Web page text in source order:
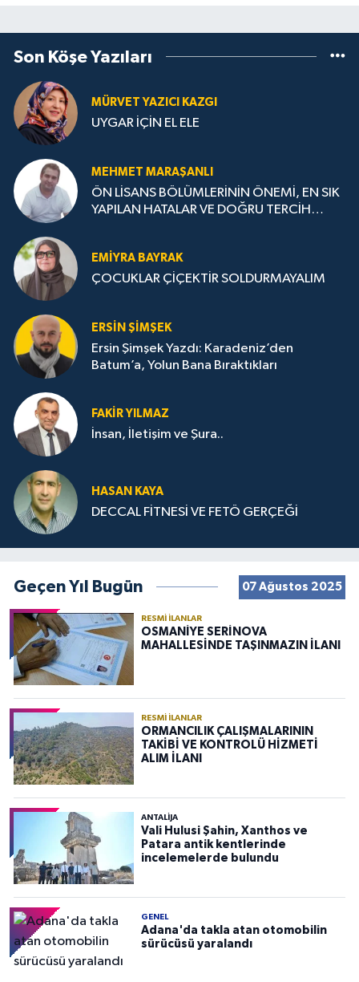
Son Köşe Yazıları
MÜRVET YAZICI KAZGI
UYGAR İÇİN EL ELE
MEHMET MARAŞANLI
ÖN LİSANS BÖLÜMLERİNİN ÖNEMİ, EN SIK
YAPILAN HATALAR VE DOĞRU TERCİH
EMIYRA BAYRAK
ÇOCUKLAR ÇİÇEKTİR SOLDURMAYALIM
ERSIN ŞIMŞEK
Ersin Şimşek Yazdı: Karadeniz’den
Batum’a, Yolun Bana Bıraktıkları
FAKIR YILMAZ
İnsan, İletişim ve Şura..
HASAN KAYA
DECCAL FİTNESİ VE FETÖ GERÇEĞİ
Geçen Yıl Bugün 07 Ağustos 2025
RESMI İLANLAR
OSMANİYE SERİNOVA
MAHALLESİNDE TAŞINMAZIN İLANI
RESMI İLANLAR
ORMANCILIK ÇALIŞMALARININ
TAKİBİ VE KONTROLÜ HİZMETİ
ALIM İLANI
ANTALIJA
Vali Hulusi Şahin, Xanthos ve
Patara antik kentlerinde
incelemelerde bulundu
GENEL
Adana'da takla atan otomobilin
sürücüsü yaralandı